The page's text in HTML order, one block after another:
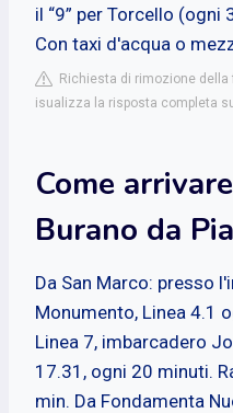
il “9” per Torcello (ogni
Con taxi d'acqua o
Richiesta di rimozione della
isualizza la risposta completa
Come
Burano da
Da San Marco: presso
Monumento, Linea 4.1
Linea 7, imbarcadero
17.31, ogni 20 minuti.
min. Da Fondamenta